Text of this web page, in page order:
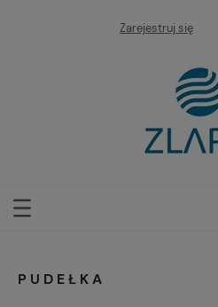
Zarejestruj się
PUDEŁKA